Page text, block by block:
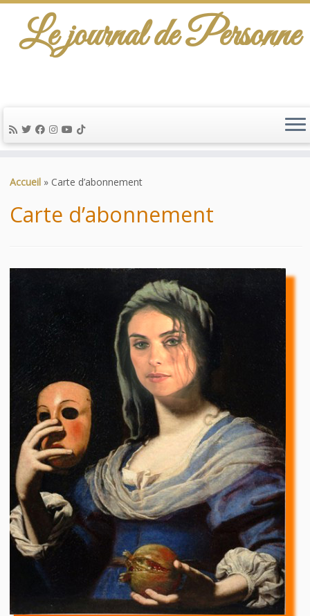
au
Le journal de Personne
Accueil » Carte d’abonnement
Carte d’abonnement